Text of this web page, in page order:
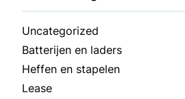
Uncategorized
Batterijen en laders
Heffen en stapelen
Lease